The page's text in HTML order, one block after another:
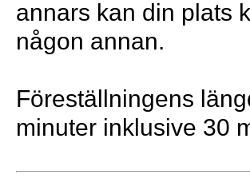
annars kan din plats
någon annan.
Föreställningens
minuter inklusive 30